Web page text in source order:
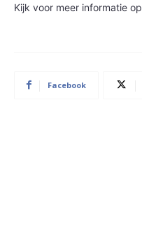
Kijk voor meer informatie op
Facebook